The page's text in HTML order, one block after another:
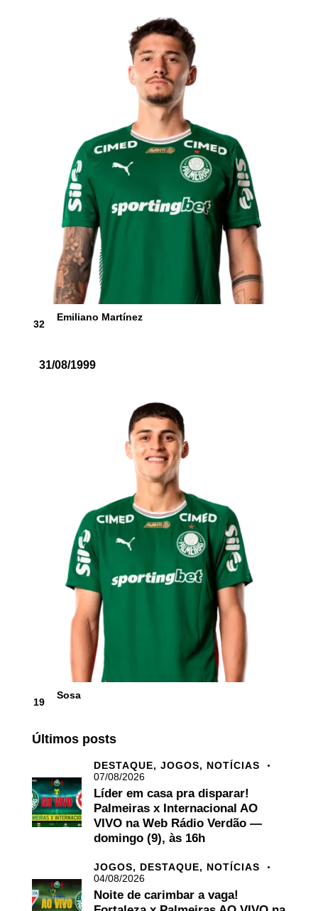
32
Emiliano Martínez
31/08/1999
19
Sosa
Últimos posts
DESTAQUE, JOGOS, NOTÍCIAS
07/08/2026
Líder em casa pra disparar!
Palmeiras x Internacional AO
VIVO na Web Rádio Verdão —
domingo (9), às 16h
JOGOS, DESTAQUE, NOTÍCIAS
04/08/2026
Noite de carimbar a vaga!